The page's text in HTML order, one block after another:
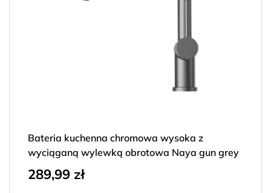
Bateria kuchenna chromowa wysoka z
wyciąganą wylewką obrotowa Naya gun grey
289,99 zł